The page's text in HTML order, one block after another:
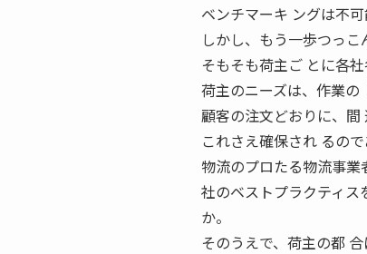
ベンチマーキ ングは不可
しかし、もう一歩つっこ
そもそも荷主ご とに各
荷主のニーズは、作業の
顧客の注文どおりに、間
これさえ確保され るの
物流のプロたる物流事
社のベストプラクティス
か。
そのうえで、荷主の都